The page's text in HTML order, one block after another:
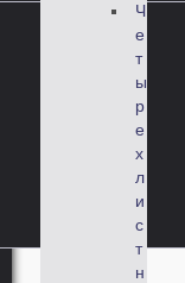
Ч
е
т
ы
р
е
х
л
и
с
т
н